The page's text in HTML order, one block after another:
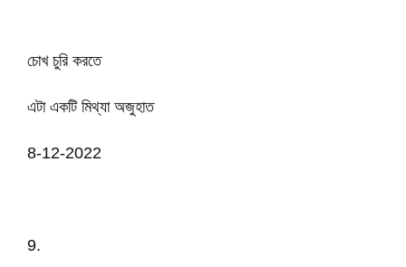
চোখ চুরি করতে
এটা একটি মিথ্যা অজুহাত
8-12-2022
9.